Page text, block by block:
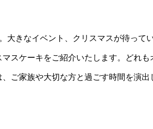
大きなイベント、クリスマスが待って
スケーキをご紹介いたします。どれも
ご家族や大切な方と過ごす時間を演出
6月から開始